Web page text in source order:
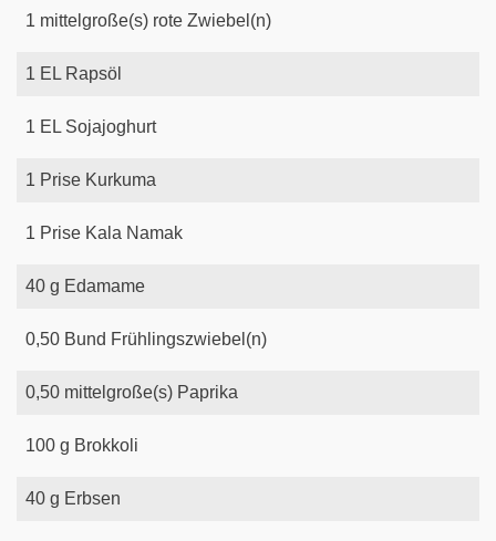
1 mittelgroße(s) rote Zwiebel(n)
1 EL Rapsöl
1 EL Sojajoghurt
1 Prise Kurkuma
1 Prise Kala Namak
40 g Edamame
0,50 Bund Frühlingszwiebel(n)
0,50 mittelgroße(s) Paprika
100 g Brokkoli
40 g Erbsen